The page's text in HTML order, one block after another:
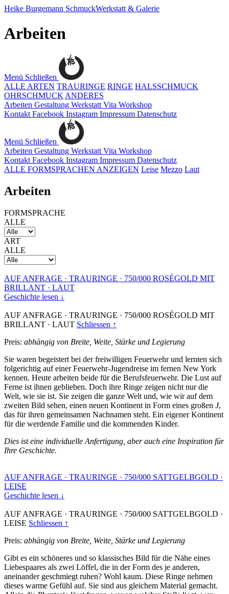
Heike Burgemann SchmuckWerkstatt & Galerie
Arbeiten
Menü Schließen
ALLE ARTEN TRAURINGE RINGE HALSSCHMUCK
OHRSCHMUCK ANDERES
Arbeiten Gestaltung Werkstatt Vita Workshop
Kontakt Facebook Instagram Impressum Datenschutz
Menü Schließen
Arbeiten Gestaltung Werkstatt Vita Workshop
Kontakt Facebook Instagram Impressum Datenschutz
ALLE FORMSPRACHEN ANZEIGEN Leise Mezzo Laut
Arbeiten
FORMSPRACHE
ALLE
ART
ALLE
AUF ANFRAGE · TRAURINGE · 750/000 ROSÉGOLD MIT
BRILLANT · LAUT
Geschichte lesen ↓
AUF ANFRAGE · TRAURINGE · 750/000 ROSÉGOLD MIT
BRILLANT · LAUT Schliessen ↑
Preis: abhängig von Breite, Weite, Stärke und Legierung
Sie waren begeistert bei der freiwilligen Feuerwehr und lernten sich
folgerichtig auf einer Feuerwehr-Jugendreise im fernen New York
kennen. Heute arbeiten beide für die Berufsfeuerwehr. Die Lust auf
Ferne ist ihnen geblieben. Doch ihre Ringe zeigen nicht nur die
Welt, wie sie ist. Sie zeigen die ganze Welt und, wie wir auf dem
zweiten Bild sehen, einen neuen Kontinent in Form eines großen J,
das für ihren gemeinsamen Nachnamen steht. Ein eigener Kontinent
für die werdende Familie und die kommenden Kinder.
Dies ist eine individuelle Anfertigung, aber auch eine Inspiration für
Ihre Geschichte.
AUF ANFRAGE · TRAURINGE · 750/000 SATTGELBGOLD ·
LEISE
Geschichte lesen ↓
AUF ANFRAGE · TRAURINGE · 750/000 SATTGELBGOLD ·
LEISE Schliessen ↑
Preis: abhängig von Breite, Weite, Stärke und Legierung
Gibt es ein schöneres und so klassisches Bild für die Nähe eines
Liebespaares als zwei Löffel, die in der Form des je anderen,
aneinander geschmiegt ruhen? Wohl kaum. Diese Ringe nehmen
dieses warme Gefühl auf. Sie sind aus gleichem Material gemacht.